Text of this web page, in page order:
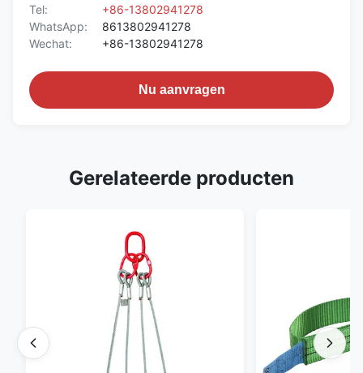
Tel:
+86-13802941278
WhatsApp:
8613802941278
Wechat:
+86-13802941278
Nu aanvragen
Gerelateerde producten